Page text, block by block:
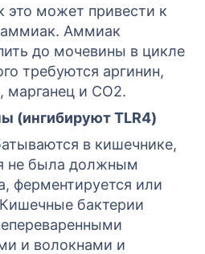
это может привести к
Аммиак
до мочевины в цикле
требуются аргинин,
марганец и CO2.
(ингибируют TLR4)
в кишечнике,
не была должным
ферментируется или
бактерии
и волокнами и